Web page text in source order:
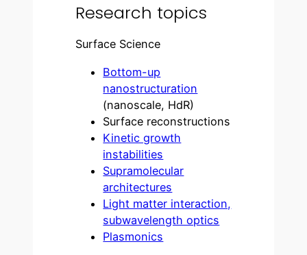
Research topics
Surface Science
Bottom-up
nanostructuration
(nanoscale, HdR)
Surface reconstructions
Kinetic growth
instabilities
Supramolecular
architectures
Light matter interaction,
subwavelength optics
Plasmonics